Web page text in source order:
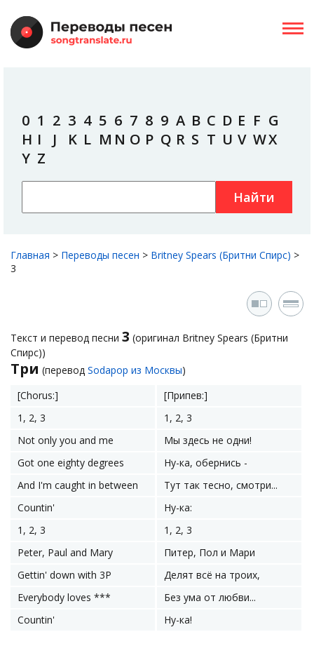
0 1 2 3 4 5 6 7 8 9 A B C D E F G
H I J K L M N O P Q R S T U V WX
Y Z
Найти
Главная > Переводы песен > Britney Spears (Бритни Спирс) >
3
Текст и перевод песни 3 (оригинал Britney Spears (Бритни
Спирс))
Три (перевод Sodapop из Москвы)
[Chorus:]
[Припев:]
1, 2, 3
1, 2, 3
Not only you and me
Мы здесь не одни!
Got one eighty degrees
Ну-ка, обернись -
And I'm caught in between
Тут так тесно, смотри...
Countin'
Ну-ка:
1, 2, 3
1, 2, 3
Peter, Paul and Mary
Питер, Пол и Мари
Gettin' down with 3P
Делят всё на троих,
Everybody loves ***
Без ума от любви...
Countin'
Ну-ка!